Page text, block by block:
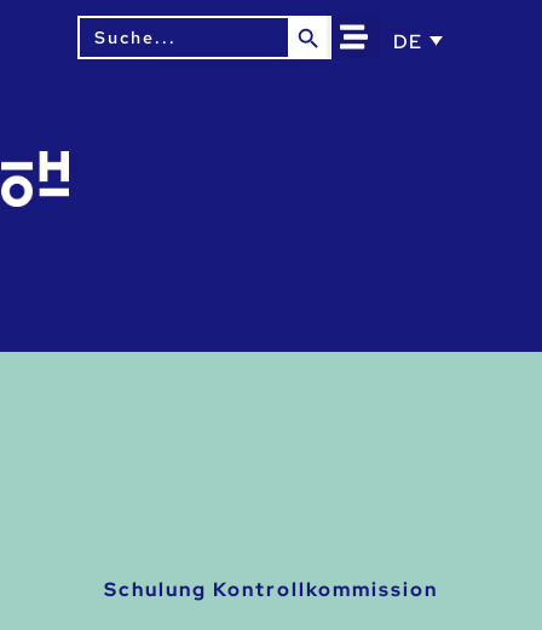
Search
for:
Search Button
DE
Schulung Kontrollkommission